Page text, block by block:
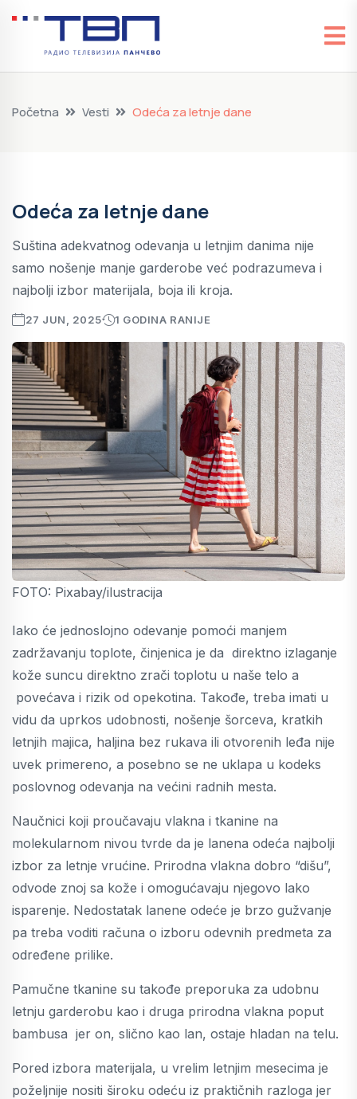
Početna Vesti Odeća za letnje dane
Odeća za letnje dane
Suština adekvatnog odevanja u letnjim danima nije
samo nošenje manje garderobe već podrazumeva i
najbolji izbor materijala, boja ili kroja.
27 JUN, 2025 1 GODINA RANIJE
FOTO: Pixabay/ilustracija
Iako će jednoslojno odevanje pomoći manjem
zadržavanju toplote, činjenica je da direktno izlaganje
kože suncu direktno zrači toplotu u naše telo a
povećava i rizik od opekotina. Takođe, treba imati u
vidu da uprkos udobnosti, nošenje šorceva, kratkih
letnjih majica, haljina bez rukava ili otvorenih leđa nije
uvek primereno, a posebno se ne uklapa u kodeks
poslovnog odevanja na većini radnih mesta.
Naučnici koji proučavaju vlakna i tkanine na
molekularnom nivou tvrde da je lanena odeća najbolji
izbor za letnje vrućine. Prirodna vlakna dobro “dišu”,
odvode znoj sa kože i omogućavaju njegovo lako
isparenje. Nedostatak lanene odeće je brzo gužvanje
pa treba voditi računa o izboru odevnih predmeta za
određene prilike.
Pamučne tkanine su takođe preporuka za udobnu
letnju garderobu kao i druga prirodna vlakna poput
bambusa jer on, slično kao lan, ostaje hladan na telu.
Pored izbora materijala, u vrelim letnjim mesecima je
poželjnije nositi široku odeću iz praktičnih razloga jer